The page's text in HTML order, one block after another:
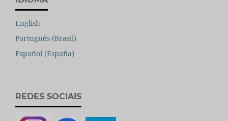
English
Português (Brasil)
Español (España)
REDES SOCIAIS